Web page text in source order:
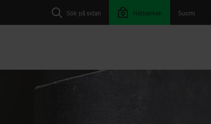
Suomi
Sök på sidan Nätbanken